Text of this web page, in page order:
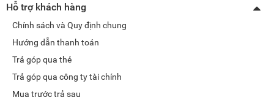
Hỗ trợ khách hàng
Chính sách và Quy định chung
Hướng dẫn thanh toán
Trả góp qua thẻ
Trả góp qua công ty tài chính
Mua trước trả sau